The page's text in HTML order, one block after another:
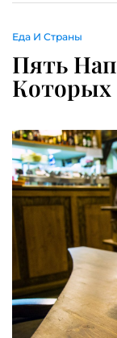
Еда И Страны
Пять